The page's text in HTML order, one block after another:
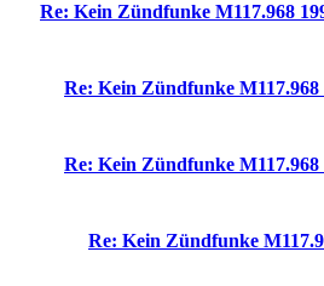
Re: Kein Zündfunke M117.968
Re: Kein Zündfunke M117.968
Re: Kein Zündfunke M117.968
Re: Kein Zündfunke